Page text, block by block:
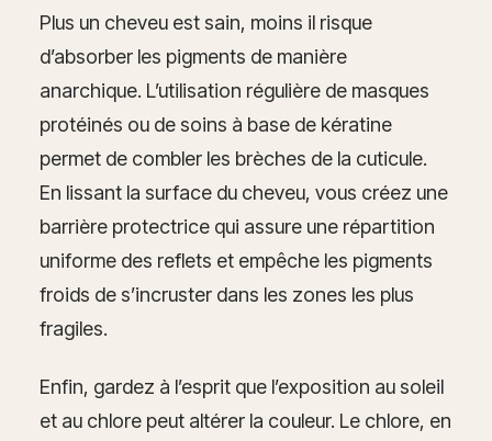
Plus un cheveu est sain, moins il risque
d’absorber les pigments de manière
anarchique. L’utilisation régulière de masques
protéinés ou de soins à base de kératine
permet de combler les brèches de la cuticule.
En lissant la surface du cheveu, vous créez une
barrière protectrice qui assure une répartition
uniforme des reflets et empêche les pigments
froids de s’incruster dans les zones les plus
fragiles.
Enfin, gardez à l’esprit que l’exposition au soleil
et au chlore peut altérer la couleur. Le chlore, en